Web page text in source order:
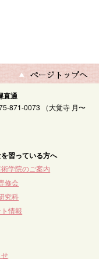
直通
871-0073 （大覚寺 月〜
習っている方へ
学院のご案内
修会
究科
情報